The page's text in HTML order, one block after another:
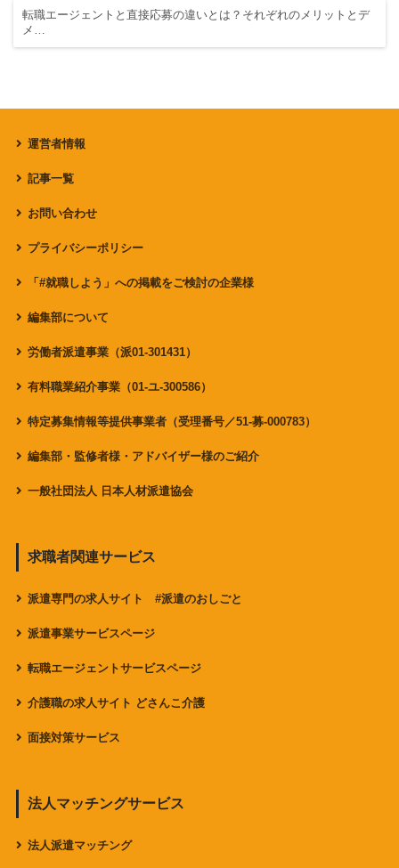
転職エージェントと直接応募の違いとは？それぞれのメリットとデ
メ…
運営者情報
記事一覧
お問い合わせ
プライバシーポリシー
「#就職しよう」への掲載をご検討の企業様
編集部について
労働者派遣事業（派01-301431）
有料職業紹介事業（01-ユ-300586）
特定募集情報等提供事業者（受理番号／51-募-000783）
編集部・監修者様・アドバイザー様のご紹介
一般社団法人 日本人材派遣協会
求職者関連サービス
派遣専門の求人サイト #派遣のおしごと
派遣事業サービスページ
転職エージェントサービスページ
介護職の求人サイト どさんこ介護
面接対策サービス
法人マッチングサービス
法人派遣マッチング